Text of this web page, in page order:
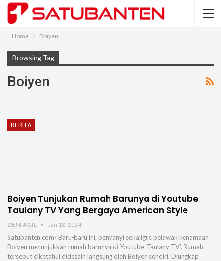
Home Boiyen
Browsing Tag
Boiyen
BERITA
Boiyen Tunjukan Rumah Barunya di Youtube
Taulany TV Yang Bergaya American Style
DENI AGIL Jan 18, 2024
Satubanten.com- Baru-baru ini, penyanyi sekaligus pelawak kenamaan
Boiyen menunjukkan rumah barunya di Youtube ‘Taulany TV’. Rumah
tersebut diketahui didesain langsung oleh Boiyen sendiri. Diungkap